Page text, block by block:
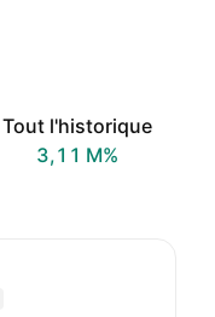
Tout l'historique
‪3,11 M‬%